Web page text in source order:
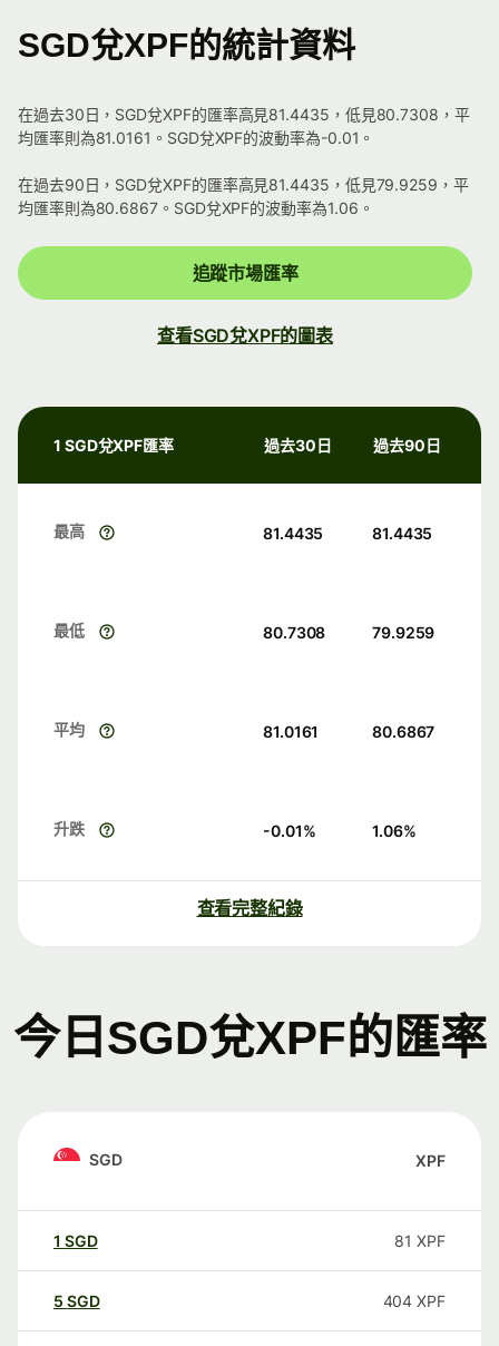
SGD兌XPF的統計資料
在過去30日，SGD兌XPF的匯率高見81.4435，低見80.7308，平
均匯率則為81.0161。SGD兌XPF的波動率為-0.01。
在過去90日，SGD兌XPF的匯率高見81.4435，低見79.9259，平
均匯率則為80.6867。SGD兌XPF的波動率為1.06。
追蹤市場匯率
查看SGD兌XPF的圖表
1 SGD兌XPF匯率 過去30日 過去90日
最高 81.4435 81.4435
最低 80.7308 79.9259
平均 81.0161 80.6867
升跌 -0.01% 1.06%
查看完整紀錄
今日SGD兌XPF的匯率
SGD XPF
1 SGD 81 XPF
5 SGD 404 XPF